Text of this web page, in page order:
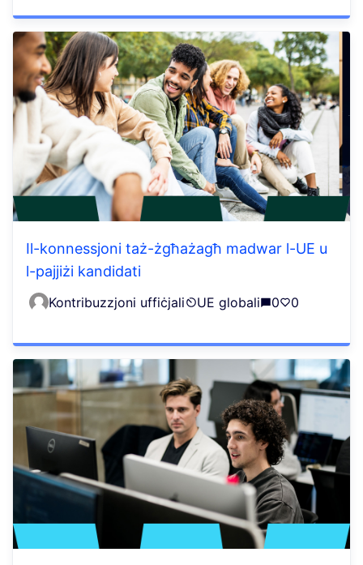
Il-konnessjoni taż-żgħażagħ madwar l-UE u
l-pajjiżi kandidati
Kontribuzzjoni uffiċjali UE globali 0 0